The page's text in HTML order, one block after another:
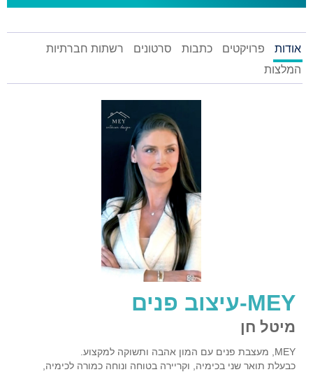
אודות פרויקטים כתבות סרטונים
רשתות חברתיות
המלצות
MEY-עיצוב פנים
מיטל חן
MEY, מעצבת פנים עם המון אהבה ותשוקה למקצוע.
כבעלת תואר שני בכימיה, וקריירה בטוחה ונוחה כמורה לכימיה,